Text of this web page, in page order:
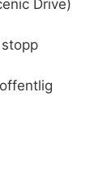
Drive)